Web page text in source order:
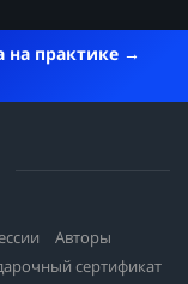
на практике
Авторы
сертификат